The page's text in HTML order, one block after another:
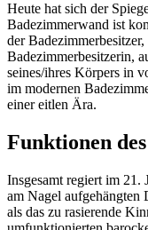
Heute hat sich der
Badezimmerwand ist
der
Badezimmerbesitzerin,
seines/ihres Körpers in
im modernen
einer eitlen Ära.
Funktionen
Insgesamt regiert im 21.
am Nagel aufgehängten
als das zu rasierende